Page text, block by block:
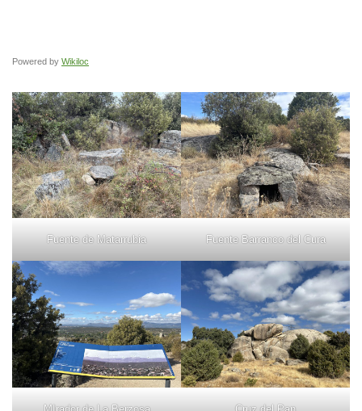
Powered by Wikiloc
Fuente de Matarrubia Fuente Barranco del Cura